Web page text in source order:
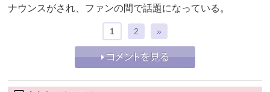
ナウンスがされ、ファンの間で話題になっている。
1 2 »